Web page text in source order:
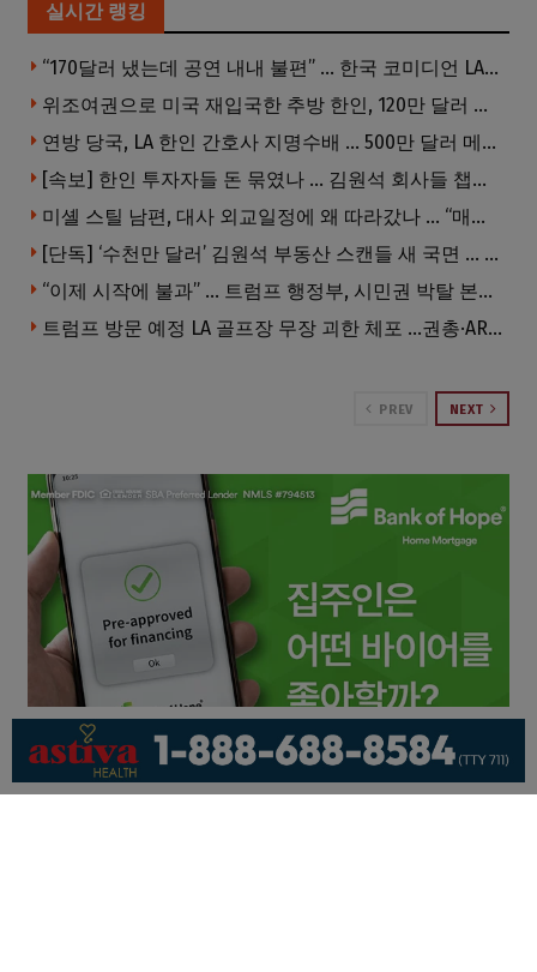
실시간 랭킹
“170달러 냈는데 공연 내내 불편” … 한국 코미디언 LA공연, 음향 불량에 외모 비하 개그 논란
위조여권으로 미국 재입국한 추방 한인, 120만 달러 은행 사기 행각
연방 당국, LA 한인 간호사 지명수배 … 500만 달러 메디캐어 사기, 선고 직전 한국 도주
[속보] 한인 투자자들 돈 묶였나 … 김원석 회사들 챕터7 강제파산·자진파산 잇따라 신청
미셸 스틸 남편, 대사 외교일정에 왜 따라갔나 … “매우 이례적”
[단독] ‘수천만 달러’ 김원석 부동산 스캔들 새 국면 … 한인 투자자들 소송 잇따라 ‘디폴트’ 절차
“이제 시작에 불과” … 트럼프 행정부, 시민권 박탈 본격화
트럼프 방문 예정 LA 골프장 무장 괴한 체포 …권총·AR 소총 소지
PREV NEXT